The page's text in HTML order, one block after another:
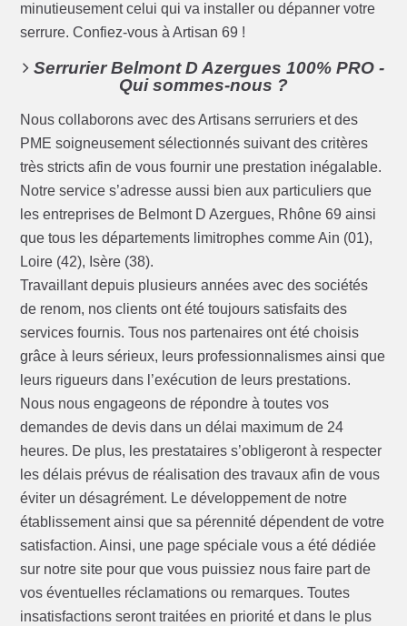
minutieusement celui qui va installer ou dépanner votre
serrure. Confiez-vous à Artisan 69 !
Serrurier Belmont D Azergues 100% PRO -
Qui sommes-nous ?
Nous collaborons avec des Artisans serruriers et des
PME soigneusement sélectionnés suivant des critères
très stricts afin de vous fournir une prestation inégalable.
Notre service s’adresse aussi bien aux particuliers que
les entreprises de Belmont D Azergues, Rhône 69 ainsi
que tous les départements limitrophes comme Ain (01),
Loire (42), Isère (38).
Travaillant depuis plusieurs années avec des sociétés
de renom, nos clients ont été toujours satisfaits des
services fournis. Tous nos partenaires ont été choisis
grâce à leurs sérieux, leurs professionnalismes ainsi que
leurs rigueurs dans l’exécution de leurs prestations.
Nous nous engageons de répondre à toutes vos
demandes de devis dans un délai maximum de 24
heures. De plus, les prestataires s’obligeront à respecter
les délais prévus de réalisation des travaux afin de vous
éviter un désagrément. Le développement de notre
établissement ainsi que sa pérennité dépendent de votre
satisfaction. Ainsi, une page spéciale vous a été dédiée
sur notre site pour que vous puissiez nous faire part de
vos éventuelles réclamations ou remarques. Toutes
insatisfactions seront traitées en priorité et dans le plus